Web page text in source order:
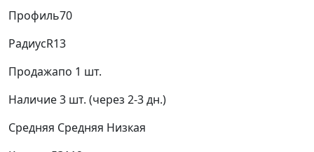
Профиль70
РадиусR13
Продажапо 1 шт.
Наличие3 шт. (через 2-3 дн.)
Средняя Средняя Низкая